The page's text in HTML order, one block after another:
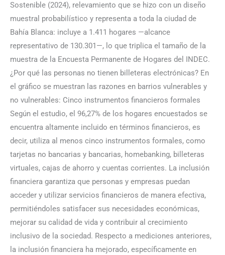
Sostenible (2024), relevamiento que se hizo con un diseño
muestral probabilístico y representa a toda la ciudad de
Bahía Blanca: incluye a 1.411 hogares —alcance
representativo de 130.301—, lo que triplica el tamaño de la
muestra de la Encuesta Permanente de Hogares del INDEC.
¿Por qué las personas no tienen billeteras electrónicas? En
el gráfico se muestran las razones en barrios vulnerables y
no vulnerables: Cinco instrumentos financieros formales
Según el estudio, el 96,27% de los hogares encuestados se
encuentra altamente incluido en términos financieros, es
decir, utiliza al menos cinco instrumentos formales, como
tarjetas no bancarias y bancarias, homebanking, billeteras
virtuales, cajas de ahorro y cuentas corrientes. La inclusión
financiera garantiza que personas y empresas puedan
acceder y utilizar servicios financieros de manera efectiva,
permitiéndoles satisfacer sus necesidades económicas,
mejorar su calidad de vida y contribuir al crecimiento
inclusivo de la sociedad. Respecto a mediciones anteriores,
la inclusión financiera ha mejorado, específicamente en